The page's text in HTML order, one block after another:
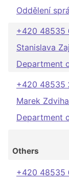
Oddělení
+420 48535
Stanislava
Department
+420 48535
Marek
Department
Others
+420 48535